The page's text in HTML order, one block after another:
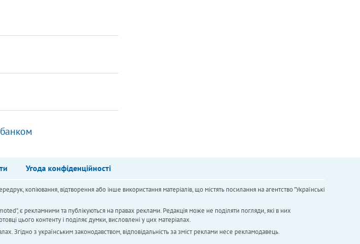
Угода конфіденційності
копіювання, відтворення або інше використання матеріалів, що містять посилання на агентство "Українськi
є рекламними та публікуються на правах реклами. Редакція може не поділяти погляди, які в них
цього контенту і поділяє думки, висловлені у цих матеріалах.
Згідно з українським законодавством, відповідальність за зміст реклами несе рекламодавець.